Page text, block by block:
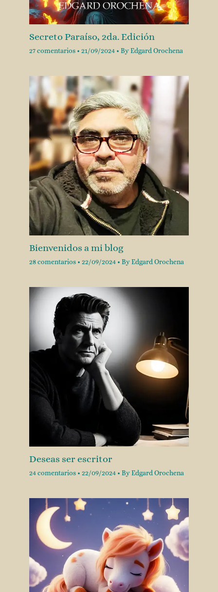
Secreto Paraíso, 2da. Edición
27 comentarios • 21/09/2024 • ByEdgard Orochena
Bienvenidos a mi blog
28 comentarios • 22/09/2024 • ByEdgard Orochena
Deseas ser escritor
24 comentarios • 22/09/2024 • ByEdgard Orochena